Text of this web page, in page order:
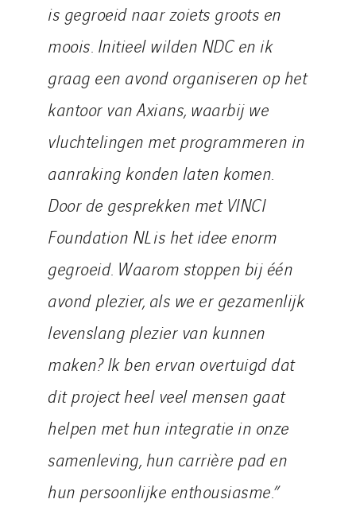
is gegroeid naar zoiets groots en
moois. Initieel wilden NDC en ik
graag een avond organiseren op het
kantoor van Axians, waarbij we
vluchtelingen met programmeren in
aanraking konden laten komen.
Door de gesprekken met VINCI
Foundation NL is het idee enorm
gegroeid. Waarom stoppen bij één
avond plezier, als we er gezamenlijk
levenslang plezier van kunnen
maken? Ik ben ervan overtuigd dat
dit project heel veel mensen gaat
helpen met hun integratie in onze
samenleving, hun carrière pad en
hun persoonlijke enthousiasme.”